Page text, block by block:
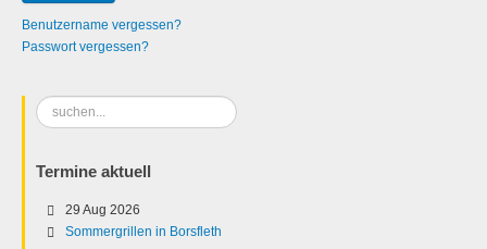
Benutzername vergessen?
Passwort vergessen?
Suchen
...
Termine aktuell
29 Aug 2026
Sommergrillen in Borsfleth